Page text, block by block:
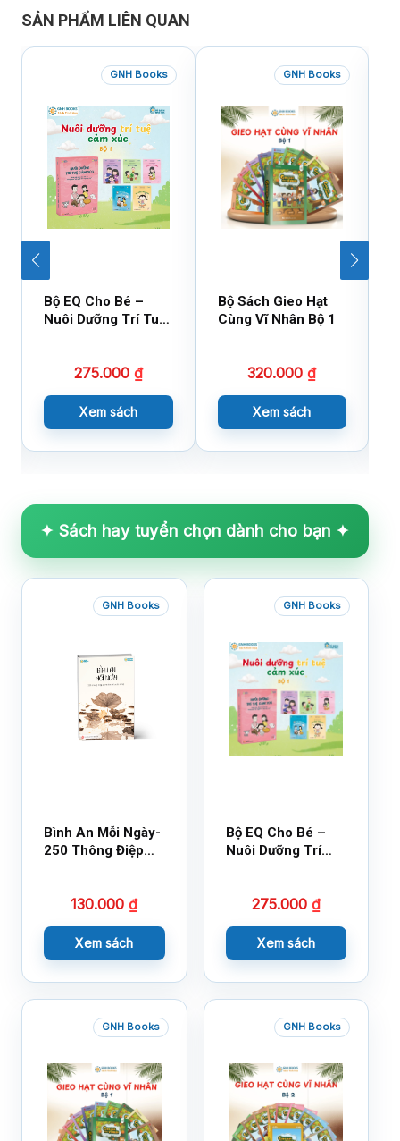
SẢN PHẨM LIÊN QUAN
GNH Books
Bộ EQ Cho Bé –
Nuôi Dưỡng Trí Tuệ
275.000 ₫
Xem sách
GNH Books
Bộ Sách Gieo Hạt
Cùng Vĩ Nhân Bộ 1
320.000₫
Xem sách
✦ Sách hay tuyển chọn dành cho bạn ✦
GNH Books
Bình An Mỗi Ngày-
250 Thông Điệp
130.000₫
Xem sách
GNH Books
Bộ EQ Cho Bé –
Nuôi Dưỡng Trí
275.000 ₫
Xem sách
GNH Books GNH Books